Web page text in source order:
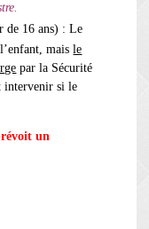
de 16 ans) : Le
maisle
par la Sécurité
intervenir si le
un